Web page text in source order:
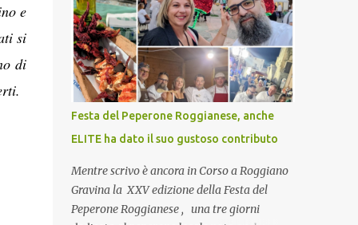
e
si
di
che arrivano chissà che mangiate…a
proposito Cuoca cosa prepari domenica per
pranzo, racconta un po'! Perchè io avrò ospiti
e cerco degli spunti... Cuocapercaso : A dire il
vero domenica prossima non preparo nulla
perché vado al Pranzo Aziendale di fine
anno organizzato dai mie capi! CoCo :
Pranzo aziendale? Una bella idea!
Cuocapercaso : si, è un modo per riunirsi
tutti a fine anno e tirare le somme…
naturalmente mangiando tutti insieme, con
grande convivialità! CoCo : è naturale il cibo,
Festa del Peperone Roggianese, anche
ELITE ha dato il suo gustoso contributo
Mentre scrivo è ancora in Corso a Roggiano
Gravina la XXV edizione della Festa del
Peperone Roggianese , una tre giorni